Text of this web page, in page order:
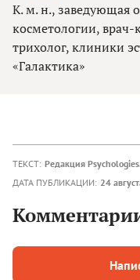
К. м. н., заведующая
косметологии, врач-
трихолог, клиники
«Галактика»
ТЕКСТ: Редакция
ДАТА ПУБЛИКАЦИИ: 24